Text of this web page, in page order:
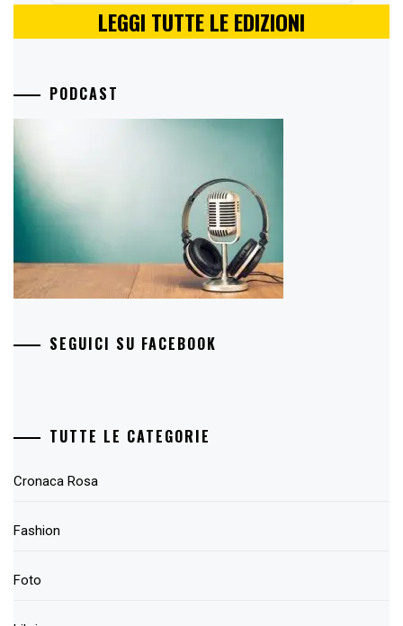
LEGGI TUTTE LE EDIZIONI
PODCAST
SEGUICI SU FACEBOOK
TUTTE LE CATEGORIE
Cronaca Rosa
Fashion
Foto